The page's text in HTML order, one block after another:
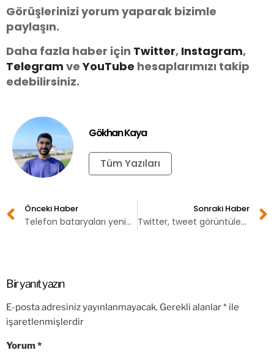
Görüşlerinizi yorum yaparak bizimle
paylaşın.
Daha fazla haber için Twitter, Instagram,
Telegram veYouTube hesaplarımızı takip
edebilirsiniz.
Gökhan Kaya
Tüm Yazıları
Önceki Haber
Telefon bataryaları yeniden değiştirilebilir mi oluyor?
Sonraki Haber
Twitter, tweet görüntülenme sayısını gösteriyor!
Bir yanıt yazın
E-posta adresiniz yayınlanmayacak. Gerekli alanlar* ile
işaretlenmişlerdir
Yorum*